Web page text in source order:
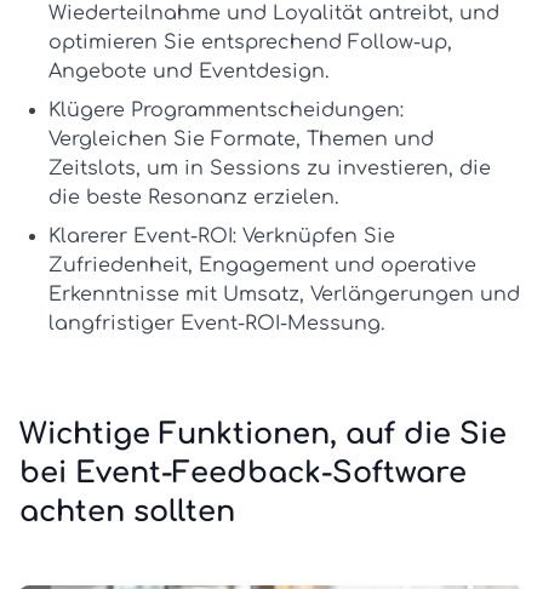
Wiederteilnahme und Loyalität antreibt, und
optimieren Sie entsprechend Follow-up,
Angebote und Eventdesign.
Klügere Programmentscheidungen:
Vergleichen Sie Formate, Themen und
Zeitslots, um in Sessions zu investieren, die
die beste Resonanz erzielen.
Klarerer Event-ROI: Verknüpfen Sie
Zufriedenheit, Engagement und operative
Erkenntnisse mit Umsatz, Verlängerungen und
langfristiger Event-ROI-Messung.
Wichtige Funktionen, auf die Sie
bei Event-Feedback-Software
achten sollten